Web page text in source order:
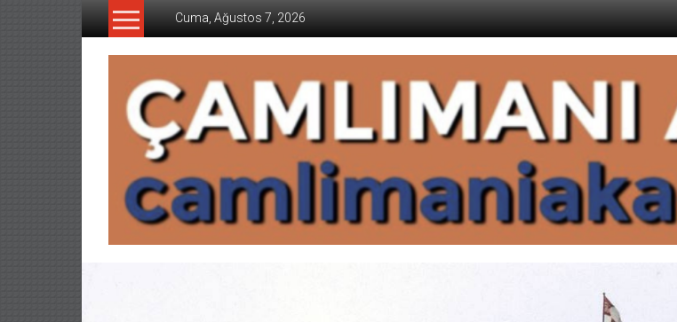
İçeriğe
Cuma, Ağustos 7, 2026
CAMLIMANI
AKADEMI